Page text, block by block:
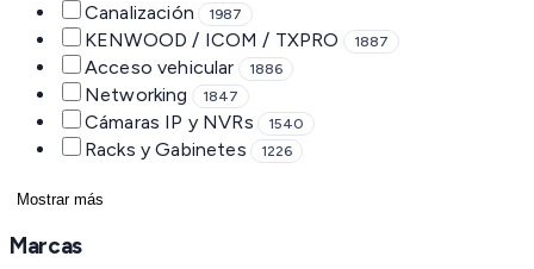
Canalización 1987
KENWOOD / ICOM / TXPRO 1887
Acceso vehicular 1886
Networking 1847
Cámaras IP y NVRs 1540
Racks y Gabinetes 1226
Mostrar más
Marcas